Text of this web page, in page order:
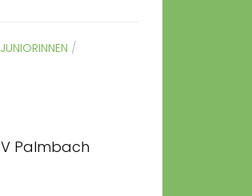
JUNIORINNEN /
Palmbach